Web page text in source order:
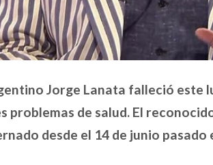
Jorge Lanata falleció este
problemas de salud. El
desde el 14 de junio